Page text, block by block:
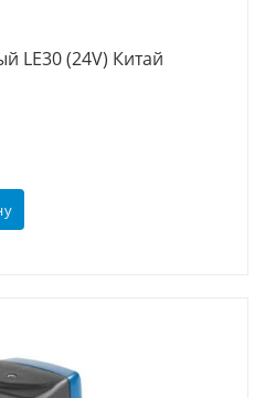
LE30 (24V) Китай